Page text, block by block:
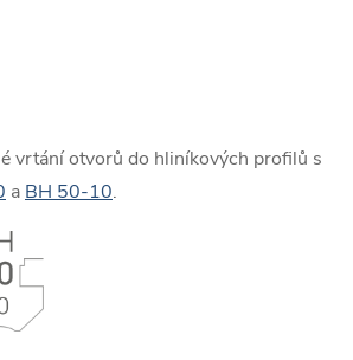
vrtání otvorů do hliníkových profilů s
a BH 50-10.